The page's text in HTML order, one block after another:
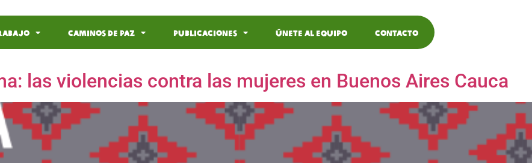
Caminos de Paz Publicaciones Únete al equipo Contacto
las violencias contra las mujeres en Buenos Aires Cauca